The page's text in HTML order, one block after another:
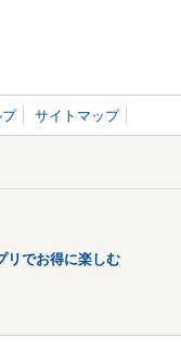
サイトマップ
リでお得に楽しむ